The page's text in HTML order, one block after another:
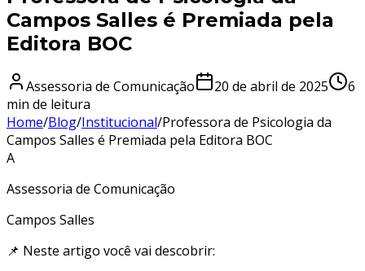
Campos Salles é Premiada pela
Editora BOC
Assessoria de Comunicação 20 de abril de 2025
6
min de leitura
Home/Blog/Institucional/Professora de Psicologia da
Campos Salles é Premiada pela Editora BOC
A
Assessoria de Comunicação
Campos Salles
📌 Neste artigo você vai descobrir: